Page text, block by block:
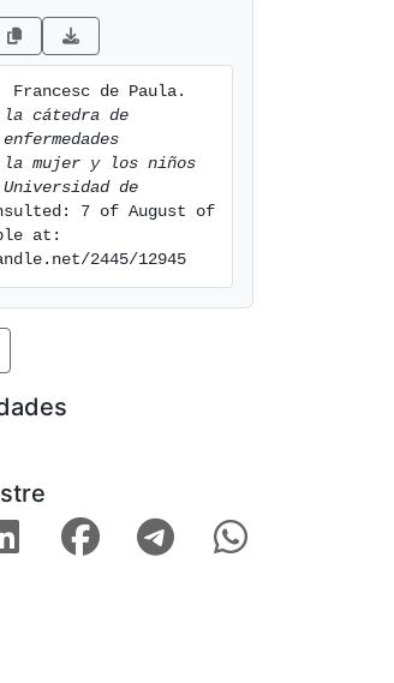
la cátedra de
la mujer y los niños
de
7 of August of
at:
2445/12945